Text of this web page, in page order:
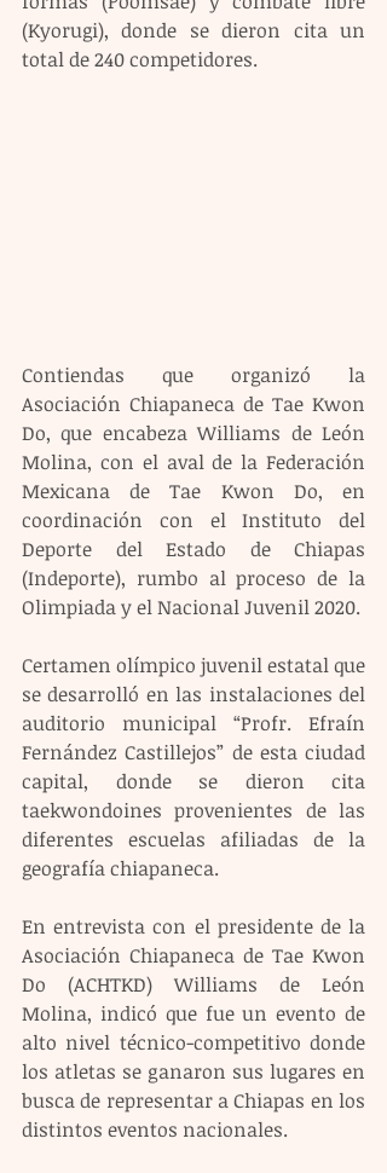
(Kyorugi), donde se dieron cita un
total de 240 competidores.
Contiendas que organizó la
Asociación Chiapaneca de Tae Kwon
Do, que encabeza Williams de León
Molina, con el aval de la Federación
Mexicana de Tae Kwon Do, en
coordinación con el Instituto del
Deporte del Estado de Chiapas
(Indeporte), rumbo al proceso de la
Olimpiada y el Nacional Juvenil 2020.
Certamen olímpico juvenil estatal que
se desarrolló en las instalaciones del
auditorio municipal “Profr. Efraín
Fernández Castillejos” de esta ciudad
capital, donde se dieron cita
taekwondoines provenientes de las
diferentes escuelas afiliadas de la
geografía chiapaneca.
En entrevista con el presidente de la
Asociación Chiapaneca de Tae Kwon
Do (ACHTKD) Williams de León
Molina, indicó que fue un evento de
alto nivel técnico-competitivo donde
los atletas se ganaron sus lugares en
busca de representar a Chiapas en los
distintos eventos nacionales.